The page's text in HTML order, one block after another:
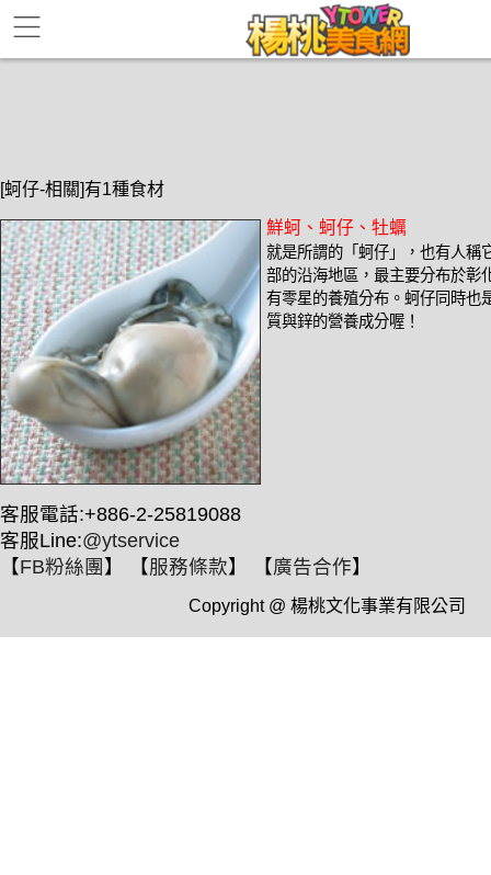
[蚵仔-相關]有1種食材
鮮蚵、蚵仔、牡蠣
就是所謂的「蚵仔」，也有人稱
部的沿海地區，最主要分布於彰
有零星的養殖分布。蚵仔同時也
質與鋅的營養成分喔！
客服電話:+886-2-25819088
客服Line:@ytservice
【FB粉絲團 】 【服務條款】 【廣告合作】
Copyright @ 楊桃文化事業有限公司